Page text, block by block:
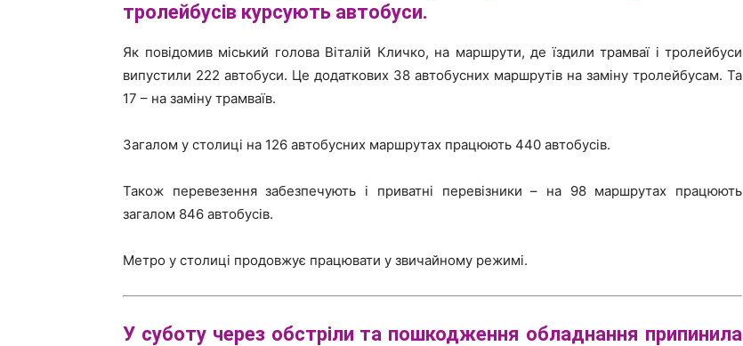
тролейбусів курсують автобуси.
Як повідомив міський голова Віталій Кличко, на маршрути, де їздили трамваї і тролейбуси
випустили 222 автобуси. Це додаткових 38 автобусних маршрутів на заміну тролейбусам. Та
17 – на заміну трамваїв.
Загалом у столиці на 126 автобусних маршрутах працюють 440 автобусів.
Також перевезення забезпечують і приватні перевізники – на 98 маршрутах працюють
загалом 846 автобусів.
Метро у столиці продовжує працювати у звичайному режимі.
У суботу через обстріли та пошкодження обладнання припинила